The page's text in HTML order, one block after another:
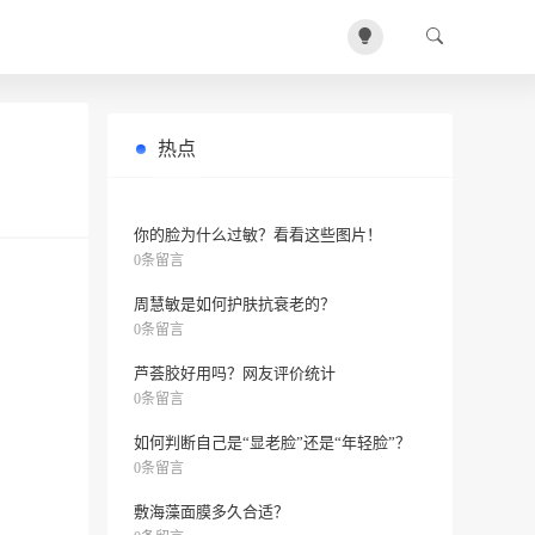
热点
你的脸为什么过敏？看看这些图片！
0条留言
周慧敏是如何护肤抗衰老的？
0条留言
芦荟胶好用吗？网友评价统计
0条留言
如何判断自己是“显老脸”还是“年轻脸”？
0条留言
敷海藻面膜多久合适？